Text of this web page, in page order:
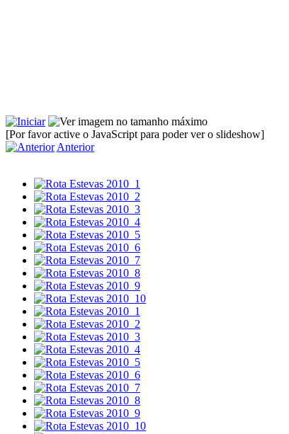
[Por favor active o JavaScript para poder ver o slideshow]
Anterior